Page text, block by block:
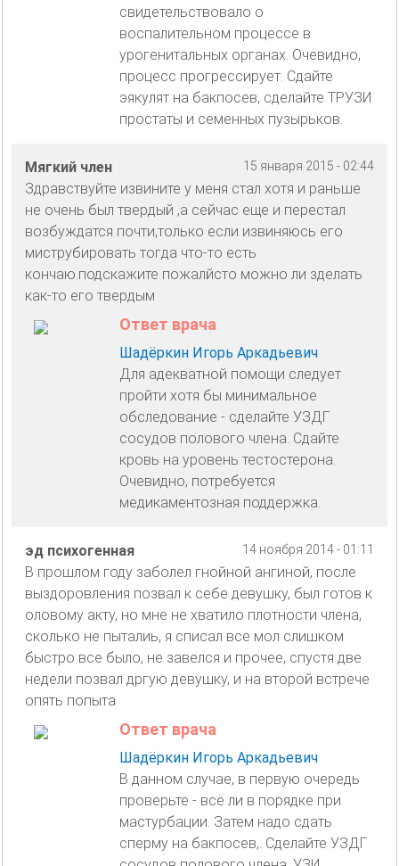
свидетельствовало о
воспалительном процессе в
урогенитальных органах. Очевидно,
процесс прогрессирует. Сдайте
эякулят на бакпосев, сделайте ТРУЗИ
простаты и семенных пузырьков.
15 января 2015 - 02:44
Мягкий член
Здравствуйте извините у меня стал хотя и раньше
не очень был твердый ,а сейчас еще и перестал
возбуждатся почти,только если извиняюсь его
миструбировать тогда что-то есть
кончаю.подскажите пожалйсто можно ли зделать
как-то его твердым
Ответ врача
Шадёркин Игорь Аркадьевич
Для адекватной помощи следует
пройти хотя бы минимальное
обследование - сделайте УЗДГ
сосудов полового члена. Сдайте
кровь на уровень тестостерона.
Очевидно, потребуется
медикаментозная поддержка.
14 ноября 2014 - 01:11
эд психогенная
В прошлом году заболел гнойной ангиной, после
выздоровления позвал к себе девушку, был готов к
оловому акту, но мне не хватило плотности члена,
сколько не пыталиь, я списал все мол слишком
быстро все было, не завелся и прочее, спустя две
недели позвал дргую девушку, и на второй встрече
опять попыта
Ответ врача
Шадёркин Игорь Аркадьевич
В данном случае, в первую очередь
проверьте - всё ли в порядке при
мастурбации. Затем надо сдать
сперму на бакпосев,. Сделайте УЗДГ